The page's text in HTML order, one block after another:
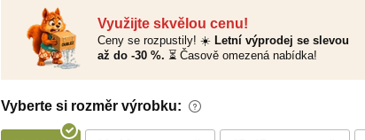
Využijte skvělou cenu!
Ceny se rozpustily! ☀️ Letní výprodej se slevou
až do -30 %. ⏳ Časově omezená nabídka!
Vyberte si rozměr výrobku: